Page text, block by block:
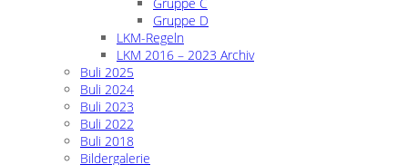
Gruppe D
LKM-Regeln
LKM 2016 – 2023 Archiv
Buli 2025
Buli 2024
Buli 2023
Buli 2022
Buli 2018
Bildergalerie